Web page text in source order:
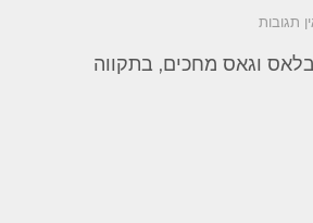
תגובות
וגאס מחכים, בתקווה